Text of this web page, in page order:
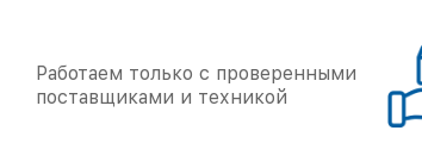
Работаем только с проверенными
поставщиками и техникой